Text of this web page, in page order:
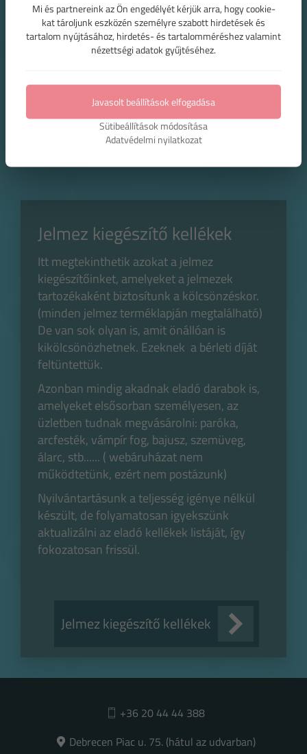
Méretek:1-4 éves korig
Kölcsönzés menete ?
Bérleti díj:
2000 Forint
Jelmez kiegészítő kellékek
Itt megtekinthetik azokat a jelmez
kiegészítőinket, amelyeket a jelmezek
tartozékaként biztosítunk a kölcsönzéskor.
(minden jelmez terméklapján megtalálható)
De van sok olyan is, amit önállóan is
kikölcsönözhetnek. Ezeknek a bérleti díját
feltüntettük.
Azonban mindig akadnak eladó darabok is,
amelyeket elsősorban személyesen, az
üzletben tudnak megvásárolni: paróka,
arcfesték, vámpír fog, bajusz, szemüveg,
álarc, stb...... ( webáruházat nem
működtetünk, ezért nem postázunk)
Nyilvántartásunk a teljesség igénye nélkül
készült, de folyamatosan igyekszünk
aktualizálni az eladó kellékek listáját, így
fokozatosan frissül.
Jelmez kiegészítő kellékek
+36 20 44 44 388
Debrecen Piac u. 75. (hátul az udvarban)
Mi és partnereink az Ön engedélyét kérjük arra, hogy cookie-
kat tároljunk eszközén személyre szabott hirdetések és
tartalom nyújtásához, hirdetés- és tartalomméréshez valamint
nézettségi adatok gyűjtéséhez.
Javasolt beállítások elfogadása
Sütibeállítások módosítása
Adatvédelmi nyilatkozat